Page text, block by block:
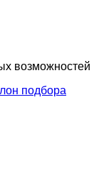
возможностей
подбора